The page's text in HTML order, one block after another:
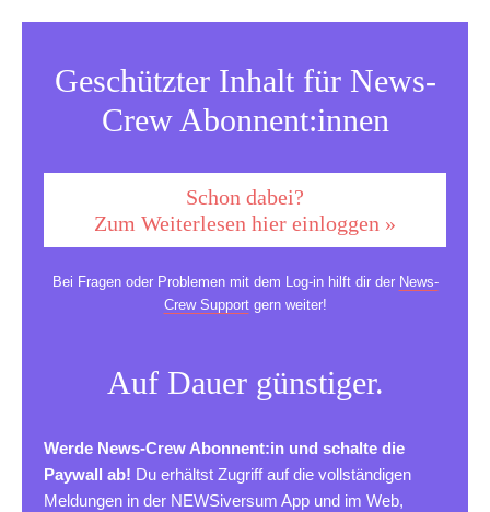
Geschützter Inhalt für News-
Crew Abonnent:innen
Schon dabei?
Zum Weiterlesen hier einloggen »
Bei Fragen oder Problemen mit dem Log-in hilft dir der News-
Crew Supportgern weiter!
Auf Dauer günstiger.
Werde News-Crew Abonnent:in und schalte die
Paywall ab! Du erhältst Zugriff auf die vollständigen
Meldungen in der NEWSiversum App und im Web,